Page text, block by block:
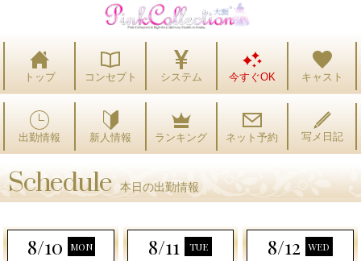
トップ コンセプト システム 今すぐOK キャスト
出勤情報 新人情報 ランキング ネット予約 写メ日記
Schedule 本日の出勤情報
8/10 MON 8/11 TUE 8/12 WED